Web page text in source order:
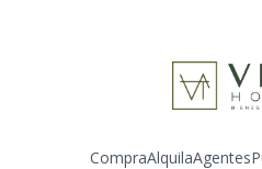
CompraAlquilaAgentes